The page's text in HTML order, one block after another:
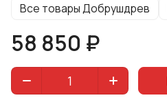
Все товары Добрушдрев
58 850 ₽